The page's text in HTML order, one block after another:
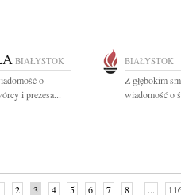
BIAŁYSTOK
o
i prezesa...
BIAŁYSTOK
Z głębokim
wiadomość o
2 3 4 5 6 7 8 ...